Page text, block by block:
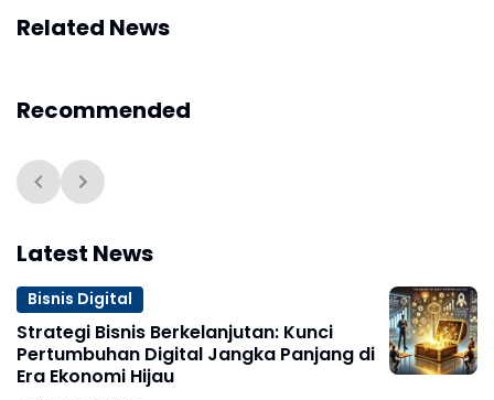
Related News
Recommended
Latest News
Bisnis Digital
Strategi Bisnis Berkelanjutan: Kunci
Pertumbuhan Digital Jangka Panjang di
Era Ekonomi Hijau